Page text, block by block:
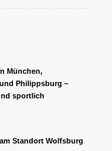
München,
Philippsburg –
sportlich
Standort Wolfsburg